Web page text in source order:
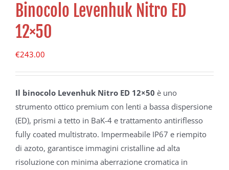
Binocolo Levenhuk Nitro ED
12×50
€243.00
Il binocolo Levenhuk Nitro ED 12×50 è uno
strumento ottico premium con lenti a bassa dispersione
(ED), prismi a tetto in BaK-4 e trattamento antiriflesso
fully coated multistrato. Impermeabile IP67 e riempito
di azoto, garantisce immagini cristalline ad alta
risoluzione con minima aberrazione cromatica in